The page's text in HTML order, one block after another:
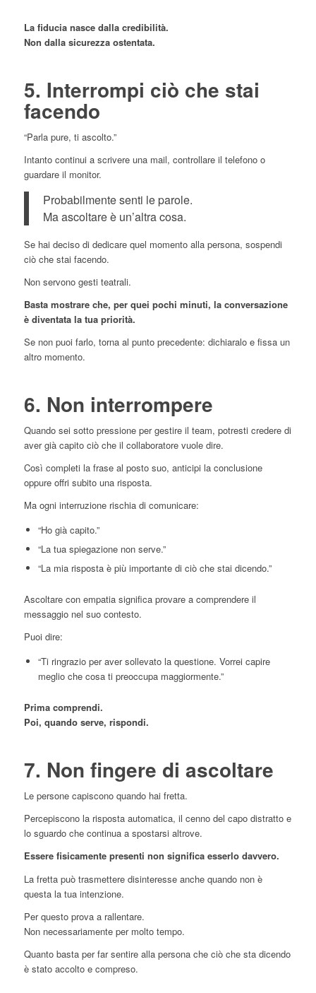
La fiducia nasce dalla credibilità.
Non dalla sicurezza ostentata.
5. Interrompi ciò che stai
facendo
“Parla pure, ti ascolto.”
Intanto continui a scrivere una mail, controllare il telefono o
guardare il monitor.
Probabilmente senti le parole.
Ma ascoltare è un’altra cosa.
Se hai deciso di dedicare quel momento alla persona, sospendi
ciò che stai facendo.
Non servono gesti teatrali.
Basta mostrare che, per quei pochi minuti, la conversazione
è diventata la tua priorità.
Se non puoi farlo, torna al punto precedente: dichiaralo e fissa un
altro momento.
6. Non interrompere
Quando sei sotto pressione per gestire il team, potresti credere di
aver già capito ciò che il collaboratore vuole dire.
Così completi la frase al posto suo, anticipi la conclusione
oppure offri subito una risposta.
Ma ogni interruzione rischia di comunicare:
“Ho già capito.”
“La tua spiegazione non serve.”
“La mia risposta è più importante di ciò che stai dicendo.”
Ascoltare con empatia significa provare a comprendere il
messaggio nel suo contesto.
Puoi dire:
“Ti ringrazio per aver sollevato la questione. Vorrei capire
meglio che cosa ti preoccupa maggiormente.”
Prima comprendi.
Poi, quando serve, rispondi.
7. Non fingere di ascoltare
Le persone capiscono quando hai fretta.
Percepiscono la risposta automatica, il cenno del capo distratto e
lo sguardo che continua a spostarsi altrove.
Essere fisicamente presenti non significa esserlo davvero.
La fretta può trasmettere disinteresse anche quando non è
questa la tua intenzione.
Per questo prova a rallentare.
Non necessariamente per molto tempo.
Quanto basta per far sentire alla persona che ciò che sta dicendo
è stato accolto e compreso.